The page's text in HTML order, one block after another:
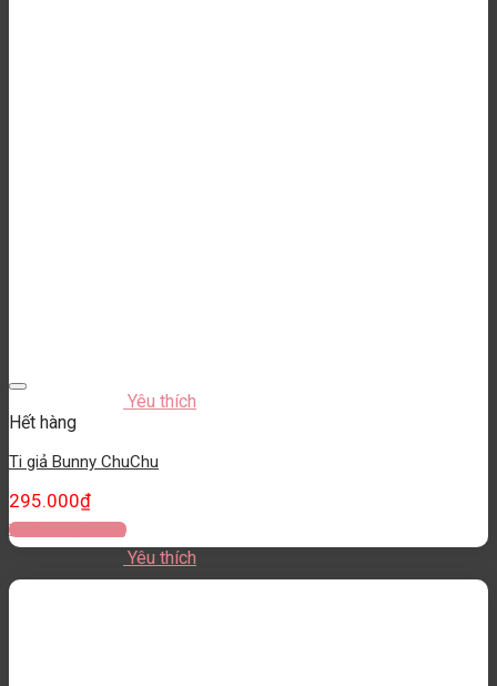
Yêu thích
Hết hàng
Ti giả Bunny ChuChu
295.000₫
Thêm vào giỏ hàng
Yêu thích